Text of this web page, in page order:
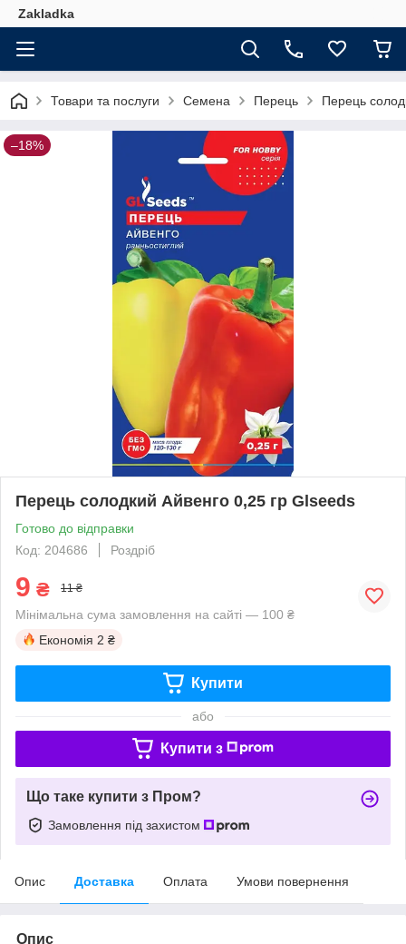
Zakladka
Товари та послуги Семена Перець Перець
–18%
Перець солодкий Айвенго 0,25 гр Glseeds
Готово до відправки
Код: 204686
Роздріб
9 ₴ 11 ₴
Мінімальна сума замовлення на сайті — 100 ₴
Економія 2 ₴
Купити
або
Купити з
Що таке купити з Пром?
Замовлення під захистом
Опис Доставка Оплата Умови повернення
Опис